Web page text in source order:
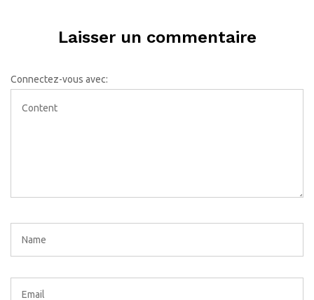
Laisser un commentaire
Connectez-vous avec: